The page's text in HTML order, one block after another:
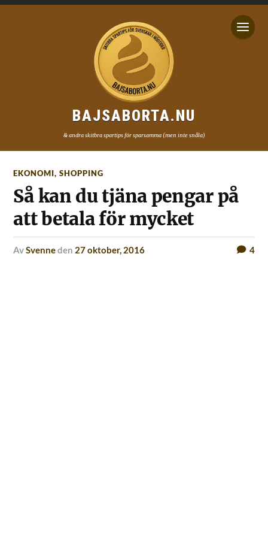
BAJSABORTA.NU
& andra skitbra spartips för sparsamma (men inte snåla)
EKONOMI,SHOPPING
Så kan du tjäna pengar på
att betala för mycket
avSvenneden 27 oktober, 2016 4